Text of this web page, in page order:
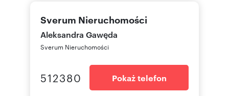
Sverum Nieruchomości
Aleksandra Gawęda
Sverum Nieruchomości
512380 Pokaż telefon